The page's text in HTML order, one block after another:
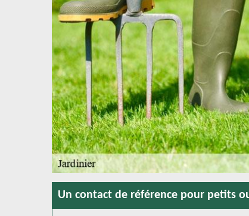
Un contact de référence pour petits